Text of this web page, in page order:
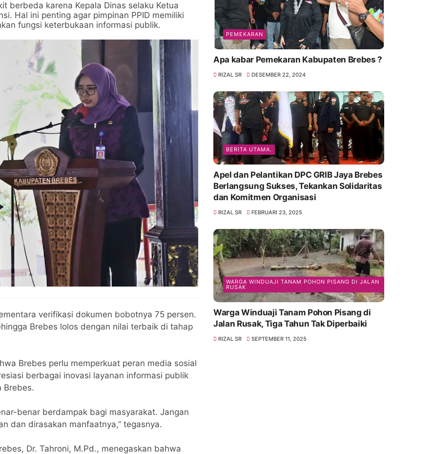
berbeda karena Kepala Dinas selaku Ketua
Hal ini penting agar pimpinan PPID memiliki
fungsi keterbukaan informasi publik.
verifikasi dokumen bobotnya 75 persen.
Brebes lolos dengan nilai terbaik di tahap
Brebes perlu memperkuat peran media sosial
berbagai inovasi layanan informasi publik
Brebes.
benar berdampak bagi masyarakat. Jangan
dan dirasakan manfaatnya,” tegasnya.
Dr. Tahroni, M.Pd., menegaskan bahwa
PEMEKARAN
Apa kabar Pemekaran Kabupaten Brebes ?
RIZAL SR DESEMBER 22, 2024
BERITA UTAMA.
Apel dan Pelantikan DPC GRIB Jaya Brebes
Berlangsung Sukses, Tekankan Solidaritas
dan Komitmen Organisasi
RIZAL SR FEBRUARI 23, 2025
WARGA WINDUAJI TANAM POHON PISANG DI JALAN
RUSAK
Warga Winduaji Tanam Pohon Pisang di
Jalan Rusak, Tiga Tahun Tak Diperbaiki
RIZAL SR SEPTEMBER 11, 2025